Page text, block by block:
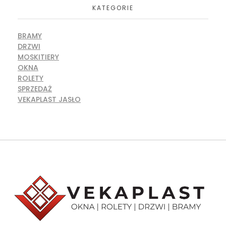
KATEGORIE
BRAMY
DRZWI
MOSKITIERY
OKNA
ROLETY
SPRZEDAŻ
VEKAPLAST JASŁO